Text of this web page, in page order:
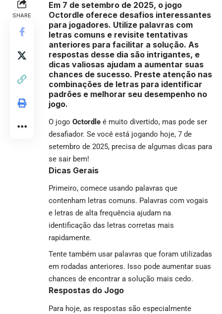
SHARE
Em 7 de setembro de 2025, o jogo
Octordle oferece desafios interessantes
para jogadores. Utilize palavras com
letras comuns e revisite tentativas
anteriores para facilitar a solução. As
respostas desse dia são intrigantes, e
dicas valiosas ajudam a aumentar suas
chances de sucesso. Preste atenção nas
combinações de letras para identificar
padrões e melhorar seu desempenho no
jogo.
O jogo Octordle é muito divertido, mas pode ser
desafiador. Se você está jogando hoje, 7 de
setembro de 2025, precisa de algumas dicas para
se sair bem!
Dicas Gerais
Primeiro, comece usando palavras que
contenham letras comuns. Palavras com vogais
e letras de alta frequência ajudam na
identificação das letras corretas mais
rapidamente.
Tente também usar palavras que foram utilizadas
em rodadas anteriores. Isso pode aumentar suas
chances de encontrar a solução mais cedo.
Respostas do Jogo
Para hoje, as respostas são especialmente